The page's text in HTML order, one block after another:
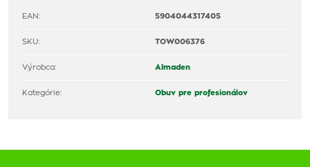
EAN: 5904044317405
SKU: TOW006376
Výrobca: Almaden
Kategórie: Obuv pre profesionálov